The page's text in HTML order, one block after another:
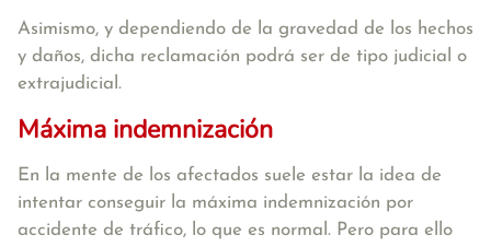
Asimismo, y dependiendo de la gravedad de los hechos
y daños, dicha reclamación podrá ser de tipo judicial o
extrajudicial.
Máxima indemnización
En la mente de los afectados suele estar la idea de
intentar conseguir la máxima indemnización por
accidente de tráfico, lo que es normal. Pero para ello